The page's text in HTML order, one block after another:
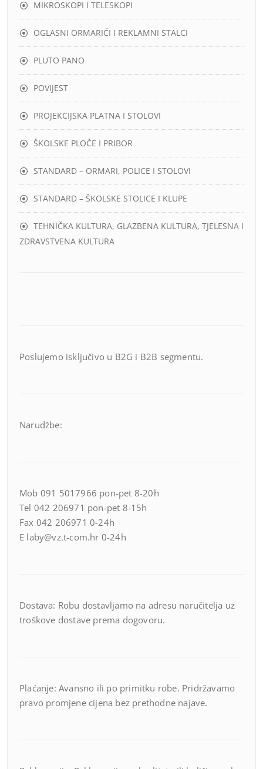
MIKROSKOPI I TELESKOPI
OGLASNI ORMARIĆI I REKLAMNI STALCI
PLUTO PANO
POVIJEST
PROJEKCIJSKA PLATNA I STOLOVI
ŠKOLSKE PLOČE I PRIBOR
STANDARD – ORMARI, POLICE I STOLOVI
STANDARD – ŠKOLSKE STOLICE I KLUPE
TEHNIČKA KULTURA, GLAZBENA KULTURA, TJELESNA I
ZDRAVSTVENA KULTURA
Poslujemo isključivo u B2G i B2B segmentu.
Narudžbe:
Mob 091 5017966 pon-pet 8-20h
Tel 042 206971 pon-pet 8-15h
Fax 042 206971 0-24h
E laby@vz.t-com.hr 0-24h
Dostava: Robu dostavljamo na adresu naručitelja uz
troškove dostave prema dogovoru.
Plaćanje: Avansno ili po primitku robe. Pridržavamo
pravo promjene cijena bez prethodne najave.